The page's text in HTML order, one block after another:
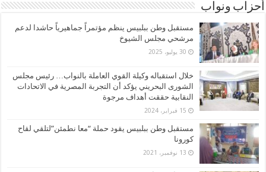
أحزاب ونواب
مستقبل وطن ببلبيس ينظم مؤتمراً جماهيرياً حاشدا لدعم
مرشحي مجلس الشيوخ
30 يوليو، 2025
خلال استقباله وكيلة القوي العاملة بالنواب… رئيس مجلس
الشورى البحريني يؤكد أن التجربة المصرية في الاتحادات
النقابية حققت أهداف مرجوة
15 فبراير، 2024
مستقبل وطن ببلبيس يقود حملة “معا نطمئن”لتلقي لقاح
كورونا
13 نوفمبر، 2021